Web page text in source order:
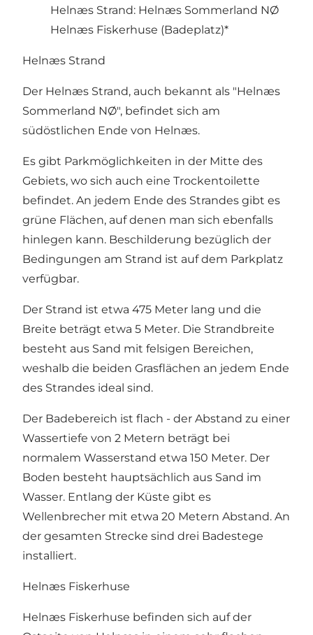
Helnæs Strand: Helnæs Sommerland NØ
Helnæs Fiskerhuse (Badeplatz)*
Helnæs Strand
Der Helnæs Strand, auch bekannt als "Helnæs
Sommerland NØ", befindet sich am
südöstlichen Ende von Helnæs.
Es gibt Parkmöglichkeiten in der Mitte des
Gebiets, wo sich auch eine Trockentoilette
befindet. An jedem Ende des Strandes gibt es
grüne Flächen, auf denen man sich ebenfalls
hinlegen kann. Beschilderung bezüglich der
Bedingungen am Strand ist auf dem Parkplatz
verfügbar.
Der Strand ist etwa 475 Meter lang und die
Breite beträgt etwa 5 Meter. Die Strandbreite
besteht aus Sand mit felsigen Bereichen,
weshalb die beiden Grasflächen an jedem Ende
des Strandes ideal sind.
Der Badebereich ist flach - der Abstand zu einer
Wassertiefe von 2 Metern beträgt bei
normalem Wasserstand etwa 150 Meter. Der
Boden besteht hauptsächlich aus Sand im
Wasser. Entlang der Küste gibt es
Wellenbrecher mit etwa 20 Metern Abstand. An
der gesamten Strecke sind drei Badestege
installiert.
Helnæs Fiskerhuse
Helnæs Fiskerhuse befinden sich auf der